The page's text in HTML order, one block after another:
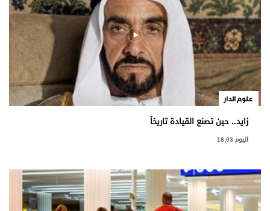
علوم الدار
زايد.. حين تصنع القيادة تاريخاً
اليوم 18:03